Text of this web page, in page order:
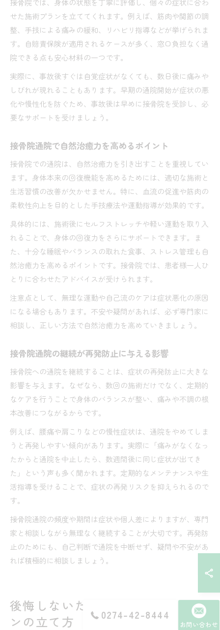
接骨院では、身体の状態を丁寧に評価し、個々の症状に合わ
せた施術プランを立ててくれます。例えば、筋肉や関節の調
整、手技による痛みの緩和、リハビリ指導などが挙げられま
す。自賠責保険が適用されるケースが多く、窓口負担なく通
院できる点も安心材料の一つです。
実際に、事故後すぐは自覚症状がなくても、数日後に痛みや
しびれが現れることもあります。早期の通院開始が症状の悪
化や慢性化を防ぐため、事故後は早めに接骨院を受診し、必
要なサポートを受けましょう。
接骨院通院で自然治癒力を高めるポイント
接骨院での通院は、自然治癒力を引き出すことを重視してい
ます。身体本来の回復機能を高めるためには、適切な施術と
生活習慣の改善が欠かせません。特に、血流の促進や筋肉の
柔軟性向上を目的とした手技療法や運動指導が効果的です。
具体的には、施術後にセルフストレッチや軽い運動を取り入
れることで、身体の回復力をさらにサポートできます。ま
た、十分な睡眠やバランスの取れた食事、ストレス管理も自
然治癒力を高めるポイントです。接骨院では、患者様一人ひ
とりに合わせたアドバイスが受けられます。
注意点として、無理な運動や自己流のケアは症状悪化の原因
になる場合もあります。不安や疑問があれば、必ず専門家に
相談し、正しい方法で自然治癒力を高めていきましょう。
接骨院通院の継続が再発防止に与える影響
接骨院への通院を継続することは、症状の再発防止に大きな
影響を与えます。なぜなら、数回の施術だけでなく、定期的
なケアを行うことで身体のバランスが整い、痛みや不調の根
本改善につながるからです。
例えば、腰痛や肩こりなどの慢性症状は、通院をやめてしま
うと再発しやすい傾向があります。実際に「痛みがなくなっ
たからと通院を中止したら、数週間後に同じ症状が出てき
た」という声も多く聞かれます。定期的なメンテナンスや生
活指導を受けることで、症状の再発リスクを抑えられるので
す。
接骨院通院の頻度や期間は症状や個人差によりますが、専門
家と相談しながら無理なく継続することが大切です。再発防
止のためにも、自己判断で通院を中断せず、疑問や不安があ
れば積極的に相談しましょう。
後悔しないための接骨院通院プラ
ンの立て方
0274-42-8444
お問い合わせ